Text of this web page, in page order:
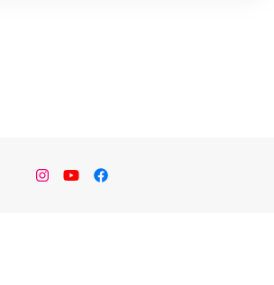
instagram
Youtubefacebook